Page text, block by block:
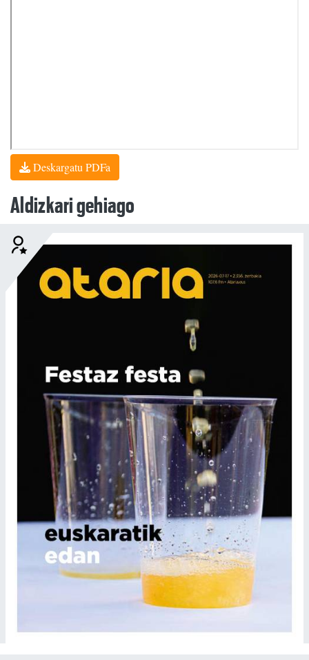
Deskargatu PDFa
Aldizkari gehiago